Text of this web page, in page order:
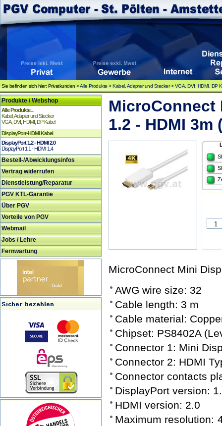
Sie befinden sich hier: Privatkunden >Alle Produkte >Kabel, Adapter und Stecker>VGA, DVI, HDMI, DP
Produkte / Webshop
Alle Produkte...
Kabel, Adapter und Stecker
VGA, DVI, HDMI, DP Kabel
DisplayPort-HDMI Kabel
DisplayPort 1.2 - HDMI 2.0
DisplayPort 1.1 - HDMI 1.4
Bestell-/Abwicklungsinfos
Vertrag widerrufen
Dienstleistung/Reparatur
PGV KTL-Garantie
Über PGV
Vorteile von PGV
Webmail
Jobs / Lehre
Fernwartung
MicroConnect
1.2 - HDMI 3m
MicroConnect Mini
AWG wire size: 32
Cable length: 3 m
Cable material:
Chipset: PS8402A
Connector 1: Mini
Connector 2: HDMI
Connector contacts
DisplayPort version:
HDMI version: 2.0
Maximum resolution: